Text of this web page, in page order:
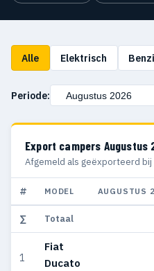
Alle Elektrisch
Periode:
Export campers
Afgemeld als geëxporteerd
# MODEL AUGUSTUS
∑ Totaal
1
Fiat
Ducato